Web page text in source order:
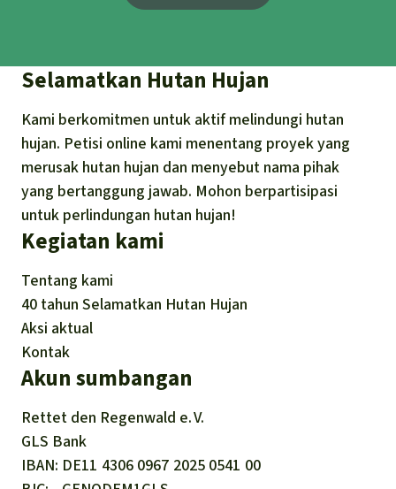
Selamatkan Hutan Hujan
Kami berkomitmen untuk aktif melindungi hutan
hujan. Petisi online kami menentang proyek yang
merusak hutan hujan dan menyebut nama pihak
yang bertanggung jawab. Mohon berpartisipasi
untuk perlindungan hutan hujan!
Kegiatan kami
Tentang kami
40 tahun Selamatkan Hutan Hujan
Aksi aktual
Kontak
Akun sumbangan
Rettet den Regenwald e. V.
GLS Bank
IBAN DE11 4306 0967 2025 0541 00